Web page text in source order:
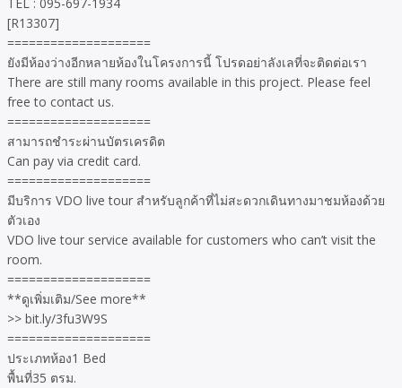
[R13307]
====================
ยังมีห้องว่างอีกหลายห้องในโครงการนี้ โปรดอย่าลังเลที่จะติดต่อเรา
There are still many rooms available in this project. Please feel
free to contact us.
====================
สามารถชำระผ่านบัตรเครดิต
Can pay via credit card.
====================
มีบริการ VDO live tour สำหรับลูกค้าที่ไม่สะดวกเดินทางมาชมห้องด้วย
ตัวเอง
VDO live tour service available for customers who can’t visit the
room.
====================
**ดูเพิ่มเติม/See more**
>> bit.ly/3fu3W9S
====================
ประเภทห้อง1 Bed
พื้นที่35 ตรม.